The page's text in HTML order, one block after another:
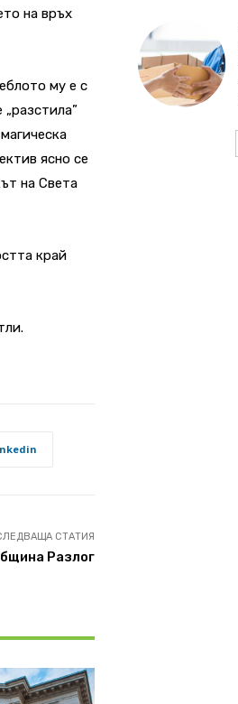
на връх
му е с
ясно се
на Света
край
СТАТИЯ
Разлог